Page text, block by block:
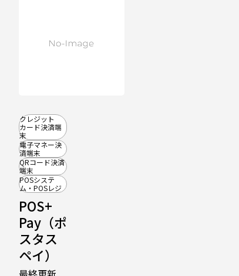
クレジット
カード決済端
末
電子マネー決
済端末
QRコード決済
端末
POSシステ
ム・POSレジ
POS+
Pay（ポ
スタス
ペイ）